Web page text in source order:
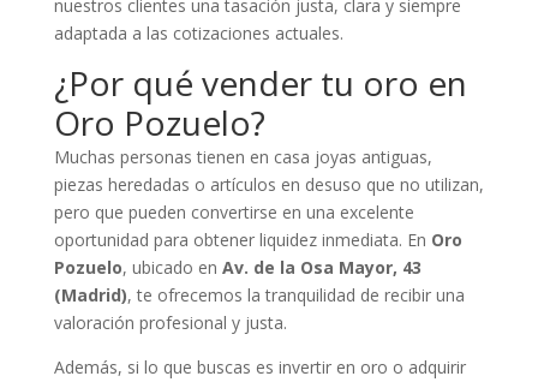
nuestros clientes una tasación justa, clara y siempre
adaptada a las cotizaciones actuales.
¿Por qué vender tu oro en
Oro Pozuelo?
Muchas personas tienen en casa joyas antiguas,
piezas heredadas o artículos en desuso que no utilizan,
pero que pueden convertirse en una excelente
oportunidad para obtener liquidez inmediata. En Oro
Pozuelo, ubicado en Av. de la Osa Mayor, 43
(Madrid), te ofrecemos la tranquilidad de recibir una
valoración profesional y justa.
Además, si lo que buscas es invertir en oro o adquirir